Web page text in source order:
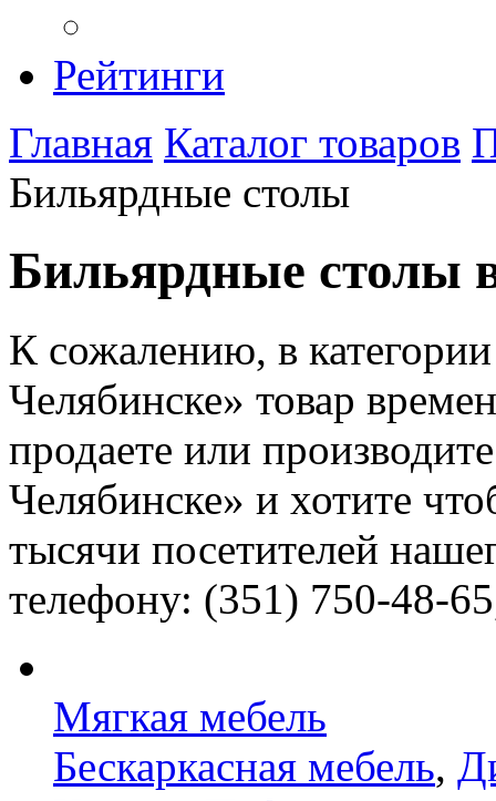
Рейтинги
Главная Каталог товаров
Бильярдные столы
Бильярдные столы
К сожалению, в
Челябинске» товар
продаете или
Челябинске» и хотите
тысячи посетителей
телефону: (351) 750-48-
Мягкая мебель
Бескаркасная мебель,